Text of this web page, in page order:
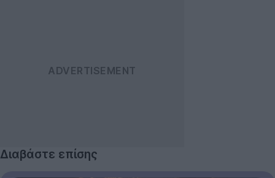
Διαβάστε επίσης